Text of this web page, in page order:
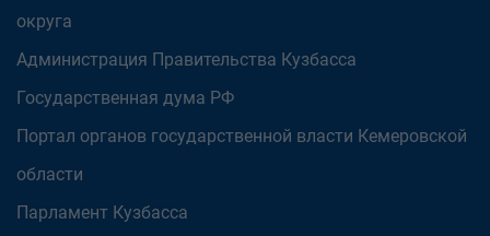
округа
Администрация Правительства Кузбасса
Государственная дума РФ
Портал органов государственной власти Кемеровской
области
Парламент Кузбасса